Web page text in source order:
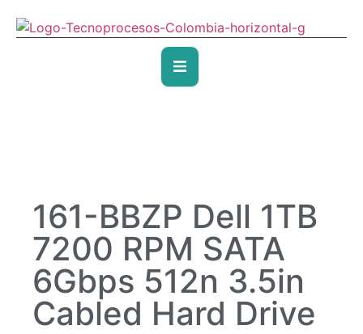
161-BBZP Dell 1TB
7200 RPM SATA
6Gbps 512n 3.5in
Cabled Hard Drive